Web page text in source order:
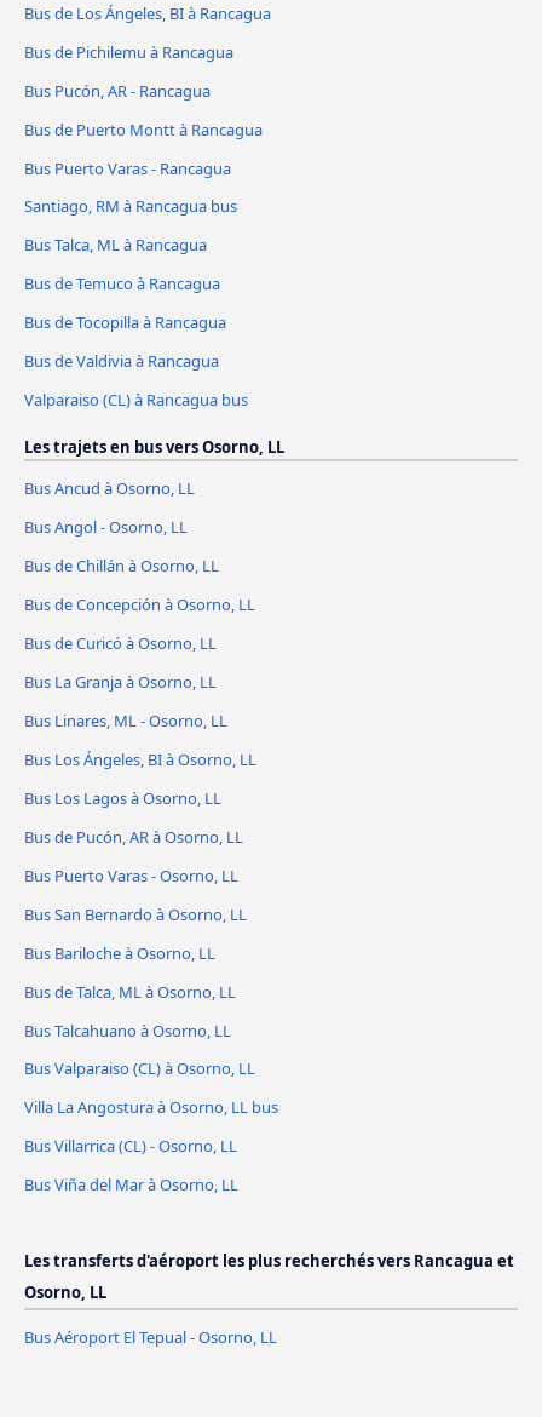
Bus de Los Ángeles, BI à Rancagua
Bus de Pichilemu à Rancagua
Bus Pucón, AR - Rancagua
Bus de Puerto Montt à Rancagua
Bus Puerto Varas - Rancagua
Santiago, RM à Rancagua bus
Bus Talca, ML à Rancagua
Bus de Temuco à Rancagua
Bus de Tocopilla à Rancagua
Bus de Valdivia à Rancagua
Valparaiso (CL) à Rancagua bus
Les trajets en bus vers Osorno, LL
Bus Ancud à Osorno, LL
Bus Angol - Osorno, LL
Bus de Chillán à Osorno, LL
Bus de Concepción à Osorno, LL
Bus de Curicó à Osorno, LL
Bus La Granja à Osorno, LL
Bus Linares, ML - Osorno, LL
Bus Los Ángeles, BI à Osorno, LL
Bus Los Lagos à Osorno, LL
Bus de Pucón, AR à Osorno, LL
Bus Puerto Varas - Osorno, LL
Bus San Bernardo à Osorno, LL
Bus Bariloche à Osorno, LL
Bus de Talca, ML à Osorno, LL
Bus Talcahuano à Osorno, LL
Bus Valparaiso (CL) à Osorno, LL
Villa La Angostura à Osorno, LL bus
Bus Villarrica (CL) - Osorno, LL
Bus Viña del Mar à Osorno, LL
Les transferts d'aéroport les plus recherchés vers Rancagua et
Osorno, LL
Bus Aéroport El Tepual - Osorno, LL